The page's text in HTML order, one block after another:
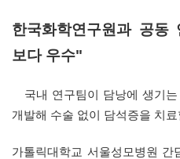
한국화학연구원과 공동
보다 우수"
국내 연구팀이 담낭에 생기
개발해 수술 없이 담석증을 치
가톨릭대학교 서울성모병원